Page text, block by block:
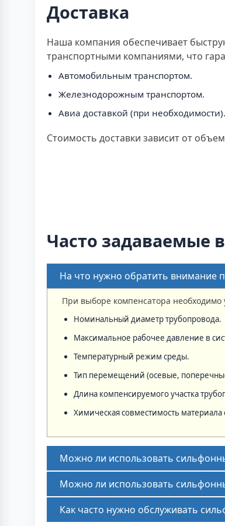
Доставка
Наша компания обеспечивает
транспортными компаниями, что
Автомобильным транспортом.
Железнодорожным транспортом.
Авиа доставкой (при необходимости).
Стоимость доставки зависит от
Часто задаваемые
На что нужно обратить внимание
При выборе компенсатора
Номинальный диаметр трубопровода.
Максимальное рабочее давление в
Температурный режим среды.
Тип перемещений (осевые,
Длина компенсируемого участка
Химическая совместимость
Можно ли использовать
Можно ли использовать
Как часто нужно обслуживать